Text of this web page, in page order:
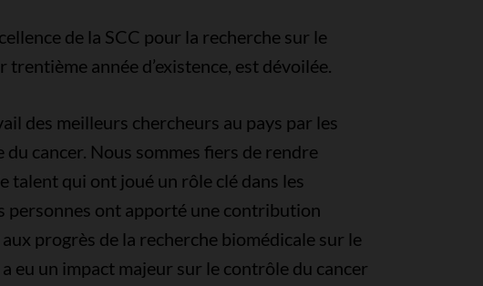
de la SCC pour la recherche sur le
année d’existence, est dévoilée.
des meilleurs chercheurs au pays par les
du cancer. Nous sommes fiers de rendre
talent qui ont joué un rôle clé dans les
personnes ont apporté une contribution
progrès de la recherche biomédicale sur le
eu un impact majeur sur le contrôle du cancer